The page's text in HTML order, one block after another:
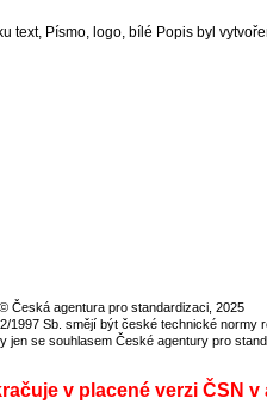
© Česká agentura pro standardizaci , 2025
1997 Sb. smějí být české technické normy
jen se souhlasem České agentury pro
v placené verzi ČSN